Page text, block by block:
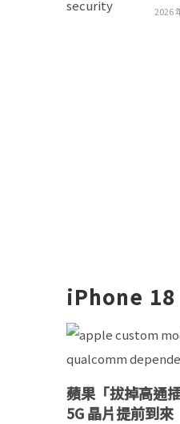
2026
iPhone 18
蘋果「拔掉高通
5G 晶片提前到來